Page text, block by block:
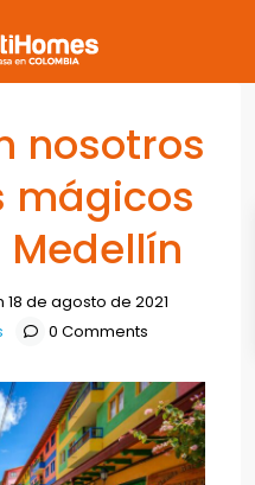
nosotros
mágicos
de agosto de 2021
0 Comments